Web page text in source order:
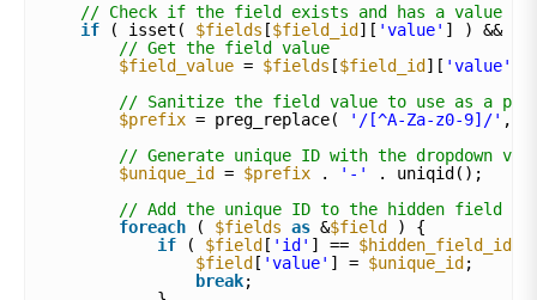
// Check if the field exists and has a value
if
( isset( $fields [$field_id ][ 'value' ] ) && !
// Get the field value
$field_value = $fields [$field_id ][ 'value'
// Sanitize the field value to use as a
$prefix = preg_replace( '/[^A-Za-z0-9]/' ,
// Generate unique ID with the dropdown
$unique_id
= $prefix . '-'
. uniqid();
// Add the unique ID to the hidden field
foreach
( $fields as &$field
) {
if
( $field [ 'id' ] == $hidden_field_id
$field [ 'value' ] = $unique_id ;
break;